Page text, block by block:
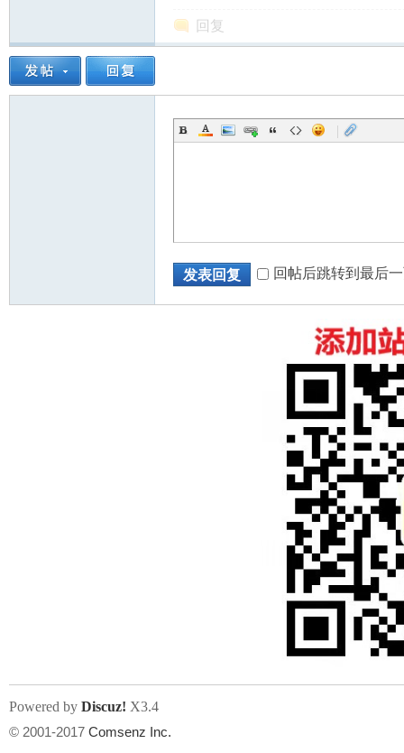
州
回复
|
发表回复 回帖后跳转到最后
Powered by Discuz! X3.4
© 2001-2017 Comsenz Inc.